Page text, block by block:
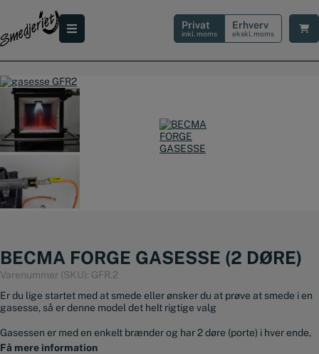
indholdet
Privat
inkl. moms
Erhverv
ekskl. moms
BECMA FORGE GASESSE (2 DØRE)
Varenummer (SKU): GFR.2
Er du lige startet med at smede eller ønsker du at prøve at smede i en
gasesse, så er denne model det helt rigtige valg
Gasessen er med en enkelt brænder og har 2 døre (porte) i hver ende,
så du kan lægge længere emner ind i kammeret
Få mere information